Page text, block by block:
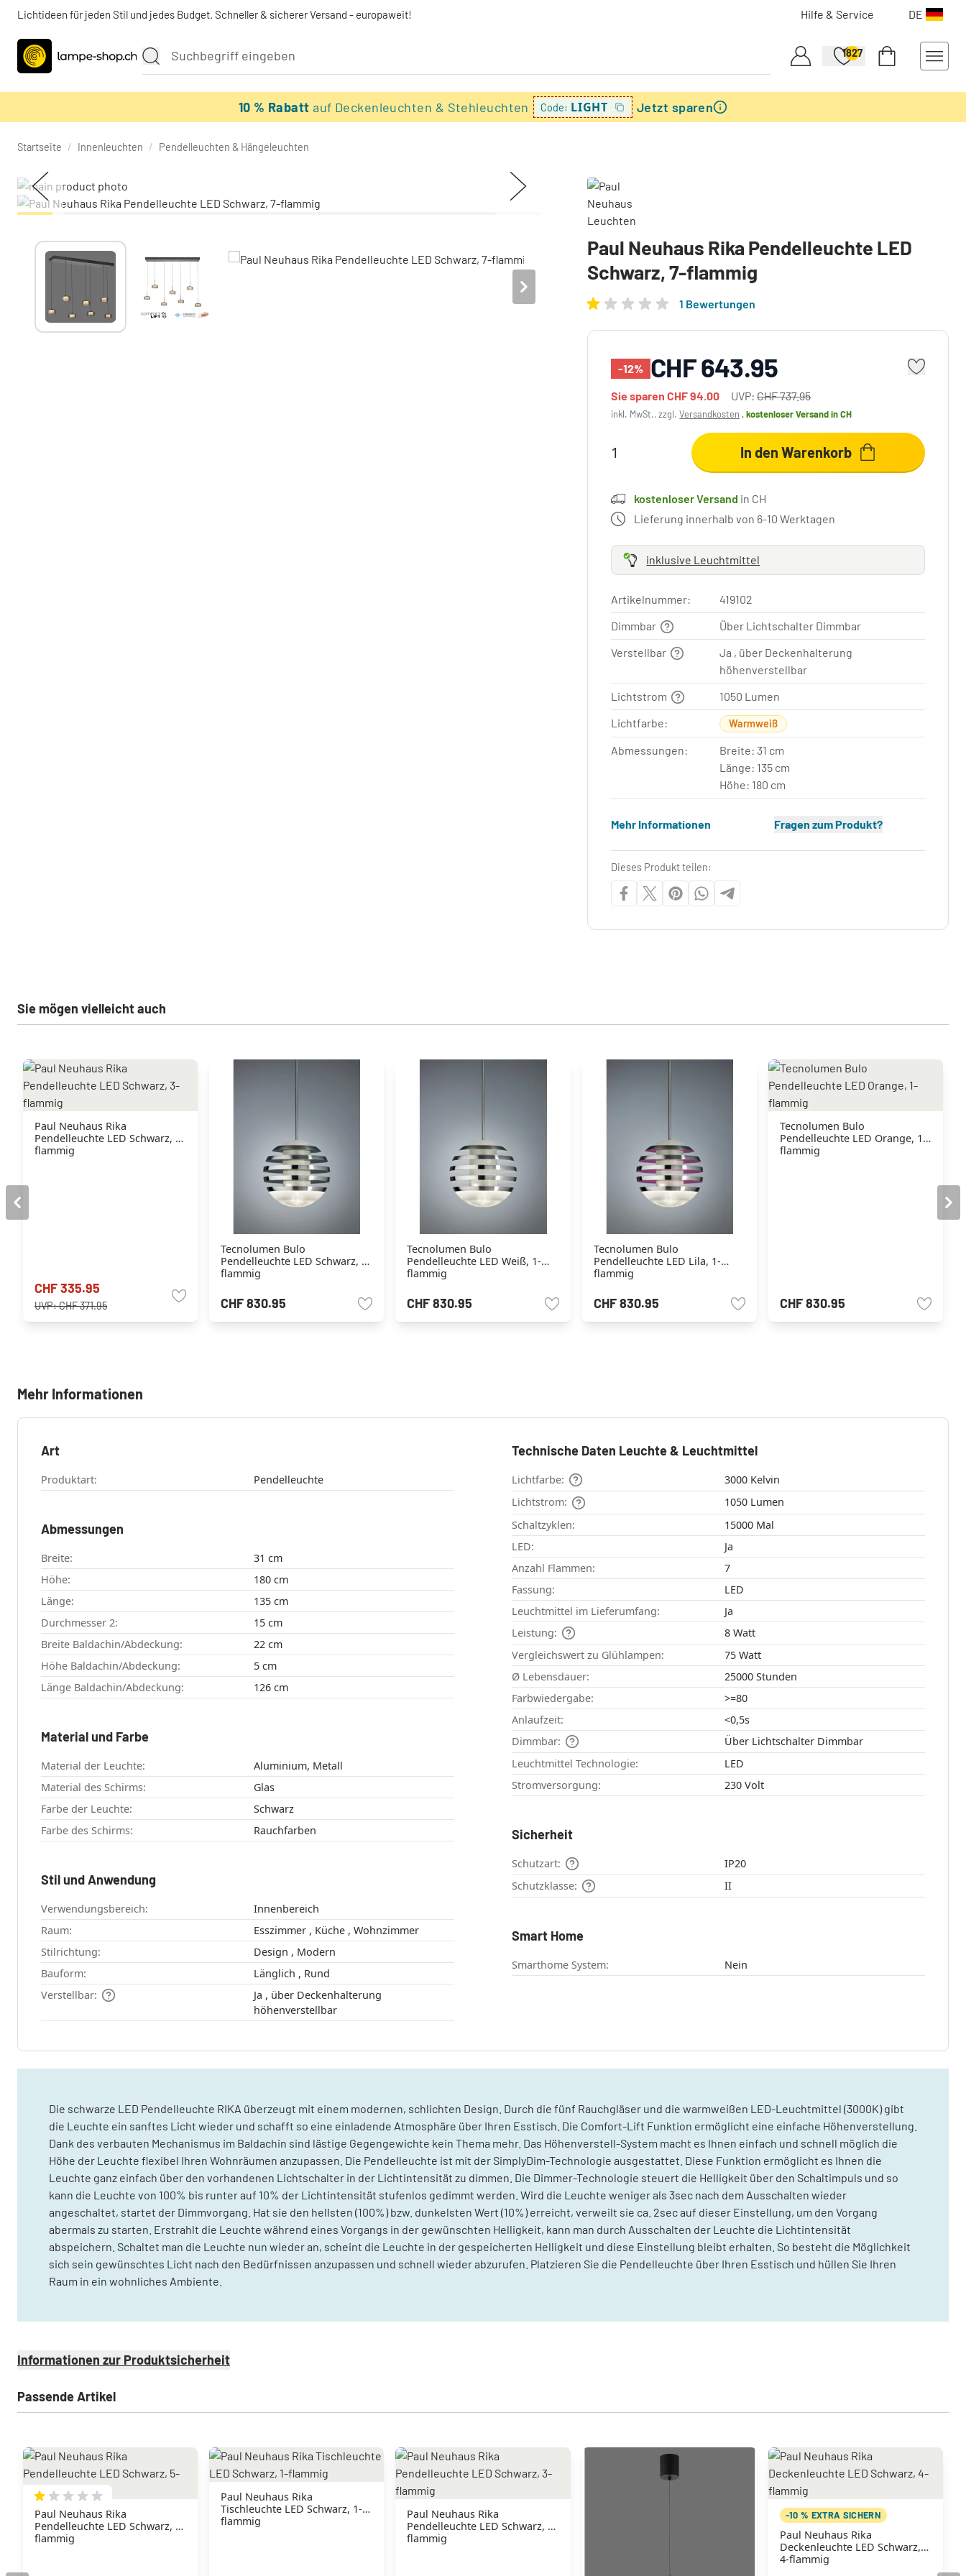
Lichtideen für jeden Stil und jedes Budget. Schneller & sicherer Versand - europaweit! Hilfe & Service DE
1827
10 % Rabattauf Deckenleuchten & Stehleuchten Code: LIGHT Jetzt sparen
Startseite / Innenleuchten / Pendelleuchten & Hängeleuchten
Paul Neuhaus Rika Pendelleuchte LED
Schwarz, 7-flammig
1 Bewertungen
-12% CHF 643.95
Sie sparenCHF 94.00 UVP:CHF 737.95
inkl. MwSt., zzgl.Versandkosten ,kostenloser Versandin CH
In den Warenkorb
kostenloser Versand in CH
Lieferung innerhalb von 6-10 Werktagen
inklusive Leuchtmittel
Artikelnummer:
419102
Dimmbar
Über Lichtschalter Dimmbar
Verstellbar
Ja , über Deckenhalterung
höhenverstellbar
Lichtstrom
1050 Lumen
Lichtfarbe:
Warmweiß
Abmessungen:
Breite: 31 cm
Länge: 135 cm
Höhe: 180 cm
Mehr Informationen Fragen zum Produkt?
Dieses Produkt teilen:
Sie mögen vielleicht auch
Paul Neuhaus Rika
Pendelleuchte LED Schwarz, 3-
flammig
CHF 335.95
UVP:CHF 371.95
Tecnolumen Bulo
Pendelleuchte LED Schwarz, 1-
flammig
CHF 830.95
Tecnolumen Bulo
Pendelleuchte LED Weiß, 1-
flammig
CHF 830.95
Tecnolumen Bulo
Pendelleuchte LED Lila, 1-
flammig
CHF 830.95
Tecnolumen Bulo
Pendelleuchte LED Orange, 1-
flammig
CHF 830.95
Mehr Informationen
Art
Produktart: Pendelleuchte
Abmessungen
Breite:
31 cm
Höhe:
180 cm
Länge:
135 cm
Durchmesser 2:
15 cm
Breite Baldachin/Abdeckung:
22 cm
Höhe Baldachin/Abdeckung:
5 cm
Länge Baldachin/Abdeckung:
126 cm
Material und Farbe
Material der Leuchte:
Aluminium, Metall
Material des Schirms:
Glas
Farbe der Leuchte:
Schwarz
Farbe des Schirms:
Rauchfarben
Stil und Anwendung
Verwendungsbereich:
Innenbereich
Raum:
Esszimmer , Küche , Wohnzimmer
Stilrichtung:
Design , Modern
Bauform:
Länglich , Rund
Verstellbar:
Ja , über Deckenhalterung
höhenverstellbar
Technische Daten Leuchte & Leuchtmittel
Lichtfarbe:
3000 Kelvin
Lichtstrom:
1050 Lumen
Schaltzyklen:
15000 Mal
LED:
Ja
Anzahl Flammen:
7
Fassung:
LED
Leuchtmittel im Lieferumfang:
Ja
Leistung:
8 Watt
Vergleichswert zu Glühlampen:
75 Watt
Ø Lebensdauer:
25000 Stunden
Farbwiedergabe:
>=80
Anlaufzeit:
<0,5s
Dimmbar:
Über Lichtschalter Dimmbar
Leuchtmittel Technologie:
LED
Stromversorgung:
230 Volt
Sicherheit
Schutzart:
IP20
Schutzklasse:
II
Smart Home
Smarthome System: Nein
Die schwarze LED Pendelleuchte RIKA überzeugt mit einem modernen, schlichten Design. Durch die fünf Rauchgläser und die warmweißen LED-Leuchtmittel (3000K) gibt
die Leuchte ein sanftes Licht wieder und schafft so eine einladende Atmosphäre über Ihren Esstisch. Die Comfort-Lift Funktion ermöglicht eine einfache Höhenverstellung.
Dank des verbauten Mechanismus im Baldachin sind lästige Gegengewichte kein Thema mehr. Das Höhenverstell-System macht es Ihnen einfach und schnell möglich die
Höhe der Leuchte flexibel Ihren Wohnräumen anzupassen. Die Pendelleuchte ist mit der SimplyDim-Technologie ausgestattet. Diese Funktion ermöglicht es Ihnen die
Leuchte ganz einfach über den vorhandenen Lichtschalter in der Lichtintensität zu dimmen. Die Dimmer-Technologie steuert die Helligkeit über den Schaltimpuls und so
kann die Leuchte von 100% bis runter auf 10% der Lichtintensität stufenlos gedimmt werden. Wird die Leuchte weniger als 3sec nach dem Ausschalten wieder
angeschaltet, startet der Dimmvorgang. Hat sie den hellsten (100%) bzw. dunkelsten Wert (10%) erreicht, verweilt sie ca. 2sec auf dieser Einstellung, um den Vorgang
abermals zu starten. Erstrahlt die Leuchte während eines Vorgangs in der gewünschten Helligkeit, kann man durch Ausschalten der Leuchte die Lichtintensität
abspeichern. Schaltet man die Leuchte nun wieder an, scheint die Leuchte in der gespeicherten Helligkeit und diese Einstellung bleibt erhalten. So besteht die Möglichkeit
sich sein gewünschtes Licht nach den Bedürfnissen anzupassen und schnell wieder abzurufen. Platzieren Sie die Pendelleuchte über Ihren Esstisch und hüllen Sie Ihren
Raum in ein wohnliches Ambiente.
Informationen zur Produktsicherheit
Passende Artikel
Paul Neuhaus Rika
Pendelleuchte LED Schwarz, 5-
flammig
Paul Neuhaus Rika
Tischleuchte LED Schwarz, 1-
flammig
Paul Neuhaus Rika
Pendelleuchte LED Schwarz, 3-
flammig
-10 % EXTRA SICHERN
Paul Neuhaus Rika
Deckenleuchte LED Schwarz,
4-flammig